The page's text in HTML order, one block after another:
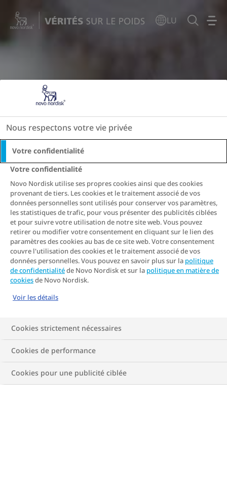
LU
Nous respectons votre vie privée
Votre confidentialité
Votre confidentialité
Novo Nordisk utilise ses propres cookies ainsi que des cookies
provenant de tiers. Les cookies et le traitement associé de vos
données personnelles sont utilisés pour conserver vos paramètres,
les statistiques de trafic, pour vous présenter des publicités ciblées
et pour suivre votre utilisation de notre site web. Vous pouvez
retirer ou modifier votre consentement en cliquant sur le lien des
paramètres des cookies au bas de ce site web. Votre consentement
couvre l'utilisation des cookies et le traitement associé de vos
données personnelles. Vous pouvez en savoir plus sur la politique
de confidentialitéde Novo Nordisk et sur la politique en matière de
cookiesde Novo Nordisk.
Voir les détails
Cookies strictement nécessaires
Cookies de performance
Cookies pour une publicité ciblée